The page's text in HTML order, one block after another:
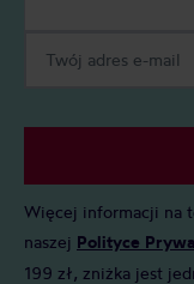
Więcej informacji na
naszej Polityce
199 zł, zniżka jest